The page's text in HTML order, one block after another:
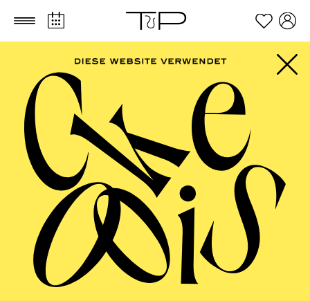
Zum Hauptinhalt springen Zum Footer springen